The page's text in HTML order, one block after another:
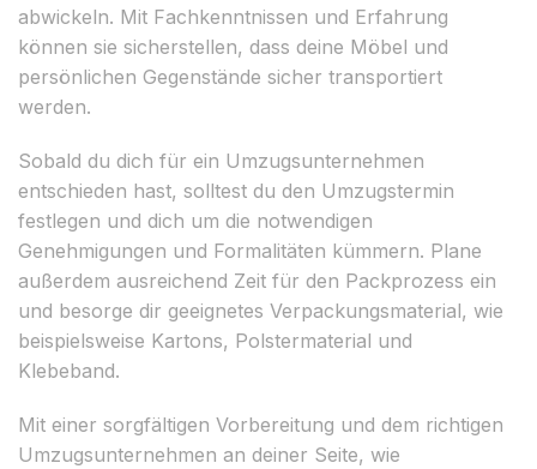
abwickeln. Mit Fachkenntnissen und Erfahrung
können sie sicherstellen, dass deine Möbel und
persönlichen Gegenstände sicher transportiert
werden.
Sobald du dich für ein Umzugsunternehmen
entschieden hast, solltest du den Umzugstermin
festlegen und dich um die notwendigen
Genehmigungen und Formalitäten kümmern. Plane
außerdem ausreichend Zeit für den Packprozess ein
und besorge dir geeignetes Verpackungsmaterial, wie
beispielsweise Kartons, Polstermaterial und
Klebeband.
Mit einer sorgfältigen Vorbereitung und dem richtigen
Umzugsunternehmen an deiner Seite, wie